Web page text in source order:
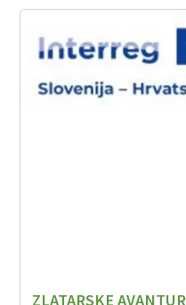
ZLATARSKE